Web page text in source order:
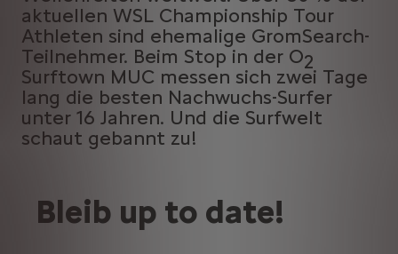
aktuellen WSL Championship Tour
Athleten sind ehemalige GromSearch-
Teilnehmer. Beim Stop in der O2
Surftown MUC messen sich zwei Tage
lang die besten Nachwuchs-Surfer
unter 16 Jahren. Und die Surfwelt
schaut gebannt zu!
Bleib up to date!